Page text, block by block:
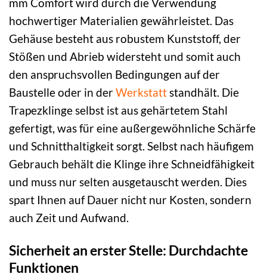
mm Comfort wird durch die Verwendung
hochwertiger Materialien gewährleistet. Das
Gehäuse besteht aus robustem Kunststoff, der
Stößen und Abrieb widersteht und somit auch
den anspruchsvollen Bedingungen auf der
Baustelle oder in derWerkstattstandhält. Die
Trapezklinge selbst ist aus gehärtetem Stahl
gefertigt, was für eine außergewöhnliche Schärfe
und Schnitthaltigkeit sorgt. Selbst nach häufigem
Gebrauch behält die Klinge ihre Schneidfähigkeit
und muss nur selten ausgetauscht werden. Dies
spart Ihnen auf Dauer nicht nur Kosten, sondern
auch Zeit und Aufwand.
Sicherheit an erster Stelle: Durchdachte
Funktionen